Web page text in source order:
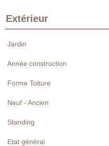
Extérieur
Jardin
Année construction
Forme Toiture
Neuf - Ancien
Standing
Etat général